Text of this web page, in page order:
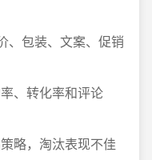
、包装、文案、促销
、转化率和评论
略，淘汰表现不佳